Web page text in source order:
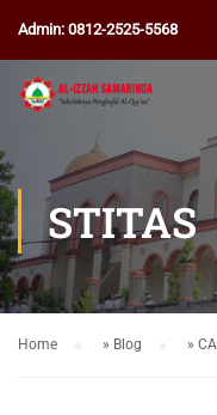
Admin: 0812-2525-5568
STITAS
Home » Blog »